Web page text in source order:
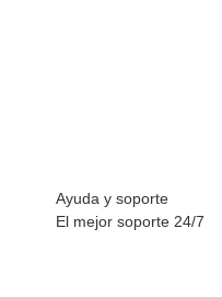
Ayuda y soporte
El mejor soporte 24/7